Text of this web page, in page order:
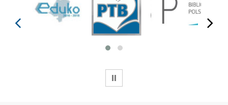
prev next
WSTRZYMAJ